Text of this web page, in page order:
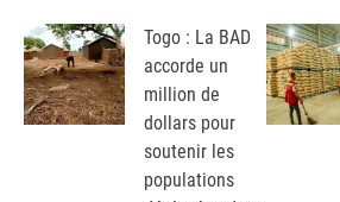
Togo : La BAD
accorde un
million de
dollars pour
soutenir les
populations